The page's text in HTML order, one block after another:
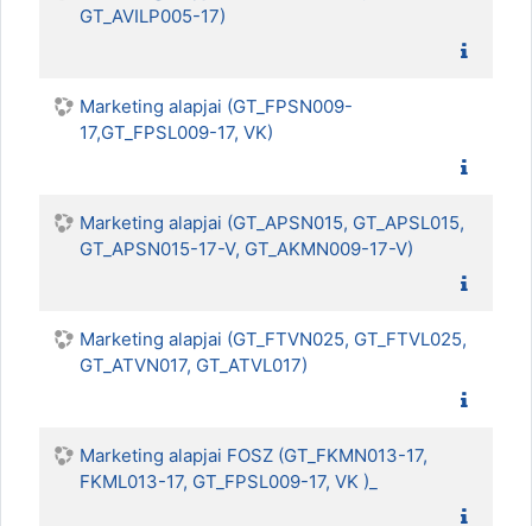
GT_AVILP005-17)
Marketing alapjai (GT_FPSN009-
17,GT_FPSL009-17, VK)
Marketing alapjai (GT_APSN015, GT_APSL015,
GT_APSN015-17-V, GT_AKMN009-17-V)
Marketing alapjai (GT_FTVN025, GT_FTVL025,
GT_ATVN017, GT_ATVL017)
Marketing alapjai FOSZ (GT_FKMN013-17,
FKML013-17, GT_FPSL009-17, VK )_